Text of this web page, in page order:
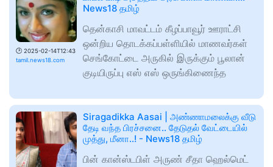
🕑 2025-02-14T12:43
tamil.news18.com
News18 தமிழ்
தென்காசி மாவட்டம் கீழப்பாவூர் ஊராட்சி
ஒன்றிய தொடக்கப்பள்ளியில் மாணவர்கள்
செங்கோட்டை அருகில் இருக்கும் பூலான்
குடியிருப்பு எஸ் எஸ் ஒருங்கிணைந்த
Siragadikka Aasai | அண்ணாமலைக்கு வீடு
தேடி வந்த பிரச்சனை.. தேடுதல் வேட்டையில்
முத்து, மீனா..! - News18 தமிழ்
பின் கான்ஸ்டபிள் அருண் சீதா ஹெல்மெட்